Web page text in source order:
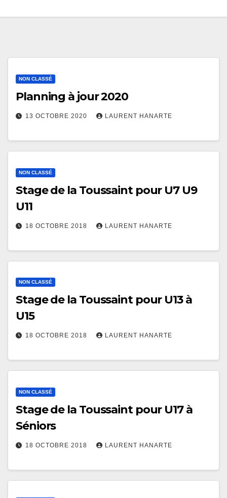
NON CLASSÉ
Planning à jour 2020
13 OCTOBRE 2020 LAURENT HANARTE
NON CLASSÉ
Stage de la Toussaint pour U7 U9
U11
18 OCTOBRE 2018 LAURENT HANARTE
NON CLASSÉ
Stage de la Toussaint pour U13 à
U15
18 OCTOBRE 2018 LAURENT HANARTE
NON CLASSÉ
Stage de la Toussaint pour U17 à
Séniors
18 OCTOBRE 2018 LAURENT HANARTE